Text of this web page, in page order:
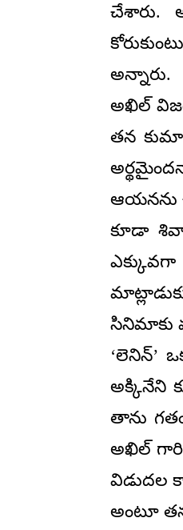
చేశారు.
అన్నారు.
అఖిల్
తన
ఆయనను
కూడా
సినిమాకు
‘లెనిన్’
అక్కినేని
తాను
అఖిల్‌
విడుదల
అంటూ